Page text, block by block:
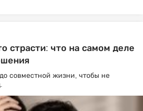
страсти: что на самом деле
совместной жизни, чтобы не